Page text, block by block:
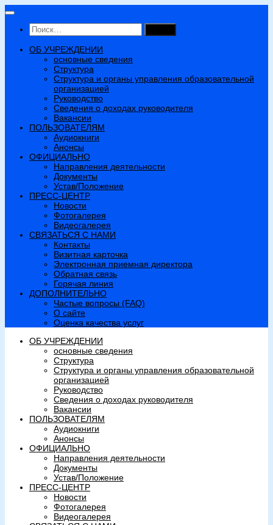
Перейти
содержимому
Найти:
ОБ УЧРЕЖДЕНИИ
основные сведения
Структура
Структура и органы управления образовательной
организацией
Руководство
Сведения о доходах руководителя
Вакансии
ПОЛЬЗОВАТЕЛЯМ
Аудиокниги
Анонсы
ОФИЦИАЛЬНО
Направления деятельности
Документы
Устав/Положение
ПРЕСС-ЦЕНТР
Новости
Фотогалерея
Видеогалерея
СВЯЗАТЬСЯ С НАМИ
Контакты
Визитная карточка
Электронная приемная директора
Обратная связь
Горячая линия
ДОПОЛНИТЕЛЬНО
Частые вопросы (FAQ)
О сайте
Оценка качества услуг
ОБ УЧРЕЖДЕНИИ
основные сведения
Структура
Структура и органы управления образовательной
организацией
Руководство
Сведения о доходах руководителя
Вакансии
ПОЛЬЗОВАТЕЛЯМ
Аудиокниги
Анонсы
ОФИЦИАЛЬНО
Направления деятельности
Документы
Устав/Положение
ПРЕСС-ЦЕНТР
Новости
Фотогалерея
Видеогалерея